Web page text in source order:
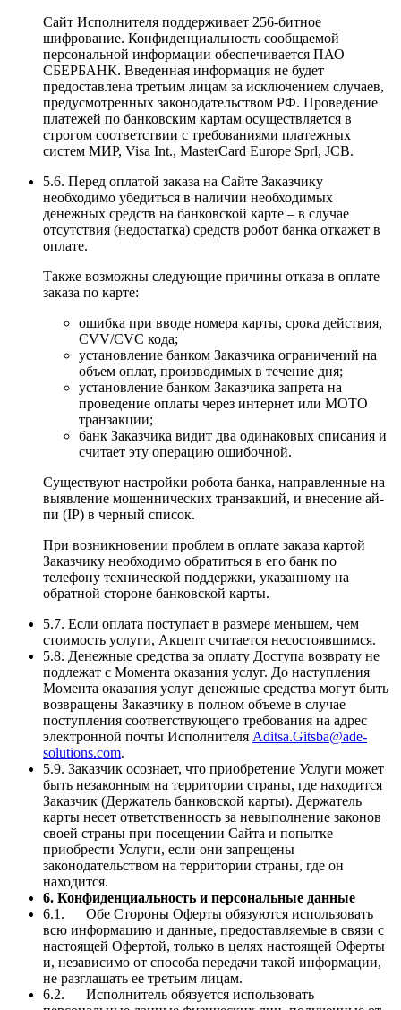
Сайт Исполнителя поддерживает 256-битное
шифрование. Конфиденциальность сообщаемой
персональной информации обеспечивается ПАО
СБЕРБАНК. Введенная информация не будет
предоставлена третьим лицам за исключением случаев,
предусмотренных законодательством РФ. Проведение
платежей по банковским картам осуществляется в
строгом соответствии с требованиями платежных
систем МИР, Visa Int., MasterCard Europe Sprl, JCB.
5.6. Перед оплатой заказа на Сайте Заказчику
необходимо убедиться в наличии необходимых
денежных средств на банковской карте – в случае
отсутствия (недостатка) средств робот банка откажет в
оплате.
Также возможны следующие причины отказа в оплате
заказа по карте:
ошибка при вводе номера карты, срока действия,
CVV/CVC кода;
установление банком Заказчика ограничений на
объем оплат, производимых в течение дня;
установление банком Заказчика запрета на
проведение оплаты через интернет или MOTO
транзакции;
банк Заказчика видит два одинаковых списания и
считает эту операцию ошибочной.
Существуют настройки робота банка, направленные на
выявление мошеннических транзакций, и внесение ай-
пи (IP) в черный список.
При возникновении проблем в оплате заказа картой
Заказчику необходимо обратиться в его банк по
телефону технической поддержки, указанному на
обратной стороне банковской карты.
5.7. Если оплата поступает в размере меньшем, чем
стоимость услуги, Акцепт считается несостоявшимся.
5.8. Денежные средства за оплату Доступа возврату не
подлежат с Момента оказания услуг. До наступления
Момента оказания услуг денежные средства могут быть
возвращены Заказчику в полном объеме в случае
поступления соответствующего требования на адрес
электронной почты Исполнителя Aditsa.Gitsba@ade-
solutions.com.
5.9. Заказчик осознает, что приобретение Услуги может
быть незаконным на территории страны, где находится
Заказчик (Держатель банковской карты). Держатель
карты несет ответственность за невыполнение законов
своей страны при посещении Сайта и попытке
приобрести Услуги, если они запрещены
законодательством на территории страны, где он
находится.
6. Конфиденциальность и персональные данные
6.1. Обе Стороны Оферты обязуются использовать
всю информацию и данные, предоставляемые в связи с
настоящей Офертой, только в целях настоящей Оферты
и, независимо от способа передачи такой информации,
не разглашать ее третьим лицам.
6.2. Исполнитель обязуется использовать